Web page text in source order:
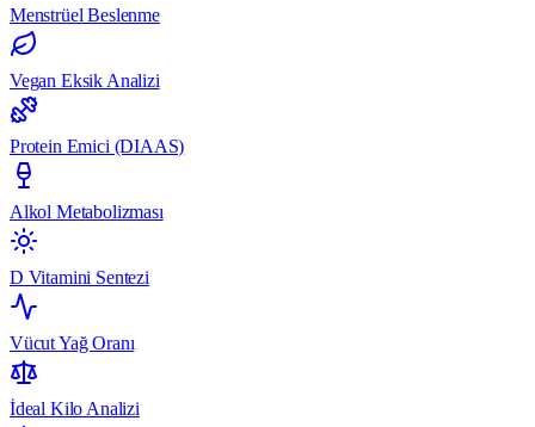
Menstrüel Beslenme
Vegan Eksik Analizi
Protein Emici (DIAAS)
Alkol Metabolizması
D Vitamini Sentezi
Vücut Yağ Oranı
İdeal Kilo Analizi